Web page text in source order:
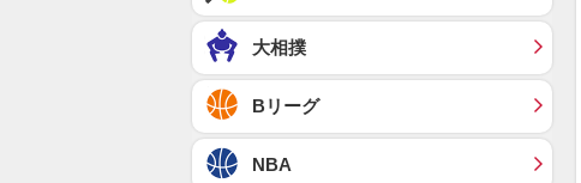
大相撲
Bリーグ
NBA